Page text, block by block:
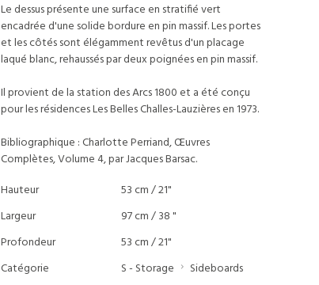
Le dessus présente une surface en stratifié vert
encadrée d'une solide bordure en pin massif. Les portes
et les côtés sont élégamment revêtus d'un placage
laqué blanc, rehaussés par deux poignées en pin massif.
Il provient de la station des Arcs 1800 et a été conçu
pour les résidences Les Belles Challes-Lauzières en 1973.
Bibliographique : Charlotte Perriand, Œuvres
Complètes, Volume 4, par Jacques Barsac.
Hauteur
53 cm / 21"
Largeur
97 cm / 38 "
Profondeur
53 cm / 21"
Catégorie
S - Storage
Sideboards